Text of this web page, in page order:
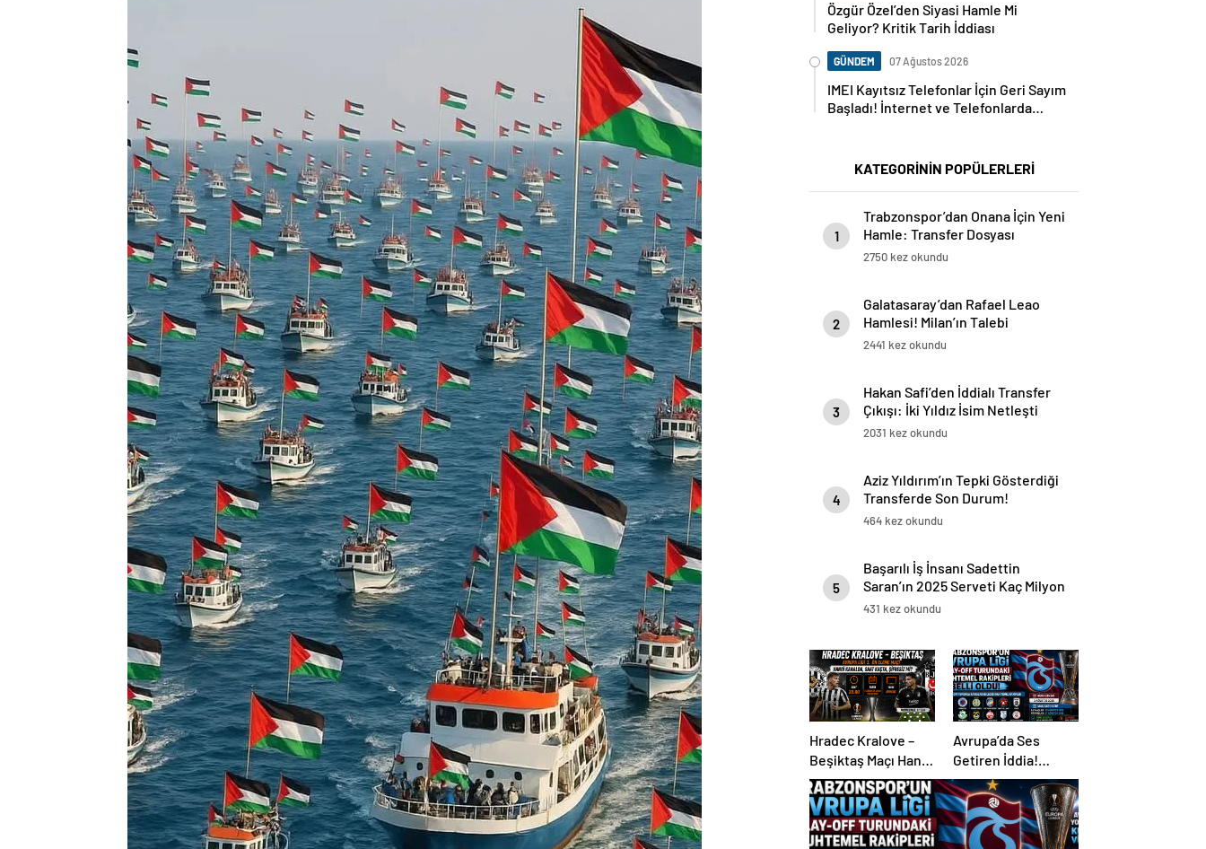
Özgür Özel’den Siyasi Hamle Mi
Geliyor? Kritik Tarih İddiası
GÜNDEM 07 Ağustos 2026
IMEI Kayıtsız Telefonlar İçin Geri Sayım
Başladı! İnternet ve Telefonlarda
KATEGORİNİN POPÜLERLERİ
1
Trabzonspor’dan Onana İçin Yeni
Hamle: Transfer Dosyası
Yeniden Açıldı
2750 kez okundu
2
Galatasaray’dan Rafael Leao
Hamlesi! Milan’ın Talebi
Transferde Dengeleri Değiştirdi
2441 kez okundu
3
Hakan Safi’den İddialı Transfer
Çıkışı: İki Yıldız İsim Netleşti
2031 kez okundu
4
Aziz Yıldırım’ın Tepki Gösterdiği
Transferde Son Durum!
Oyuncunun Geleceği Belli Oldu
464 kez okundu
5
Başarılı İş İnsanı Sadettin
Saran’ın 2025 Serveti Kaç Milyon
TL ve Dolar?
431 kez okundu
Hradec Kralove –
Beşiktaş Maçı Hangi
Kanalda, Saat
Kaçta, Şifresiz Mi?
Avrupa’da Ses
Getiren İddia!
Mohamed Salah İçin
Trabzonspor
Sürprizi